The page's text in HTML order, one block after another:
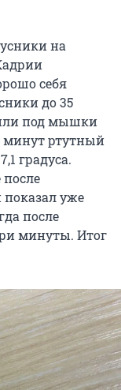
на
себя
до 35
под мышки
минут ртутный
градуса.
показал уже
после
минуты. Итог